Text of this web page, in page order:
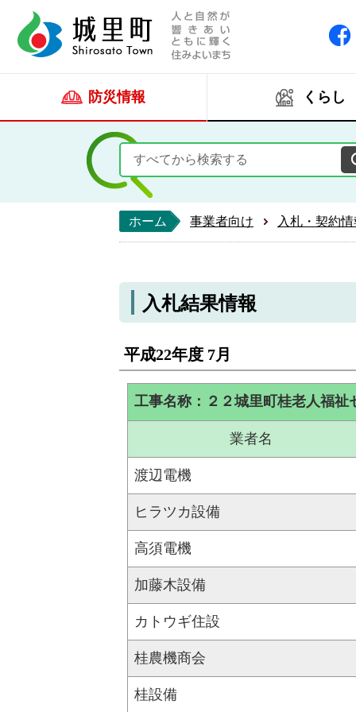
防災情報 くらし
ホーム 事業者向け 入札・契約
入札結果情報
平成22年度 7月
工事名称：２２城里町桂老人福祉
業者名
渡辺電機
ヒラツカ設備
高須電機
加藤木設備
カトウギ住設
桂農機商会
桂設備